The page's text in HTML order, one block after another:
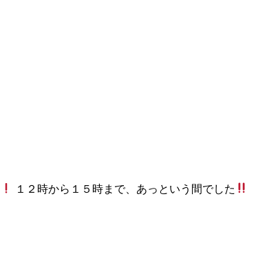
１２時から１５時まで、あっという間でした